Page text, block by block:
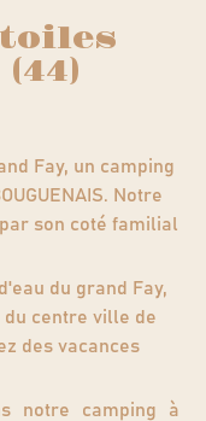
(44)
Fay, un camping
Notre
son coté familial
du grand Fay,
du centre ville de
des vacances
notre camping à